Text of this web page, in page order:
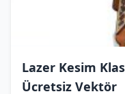
Lazer Kesim
Ücretsiz Vektör